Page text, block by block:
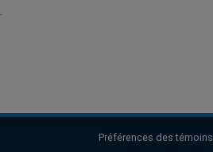
Préférences des témoins